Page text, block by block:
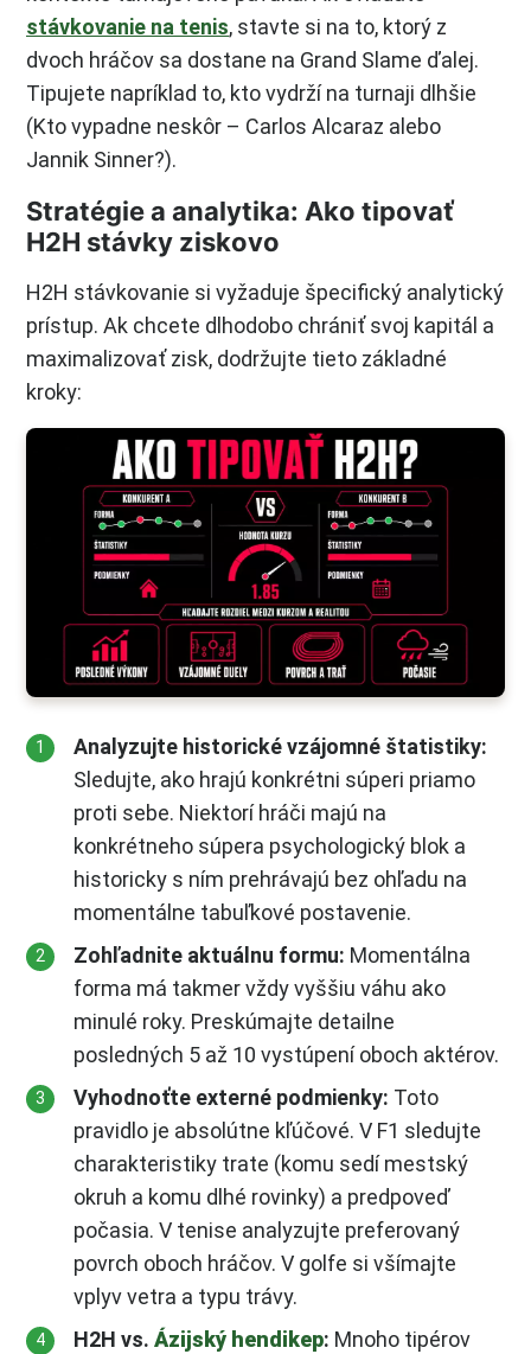
stávkovanie na tenis, stavte si na to, ktorý z
dvoch hráčov sa dostane na Grand Slame ďalej.
Tipujete napríklad to, kto vydrží na turnaji dlhšie
(Kto vypadne neskôr – Carlos Alcaraz alebo
Jannik Sinner?).
Stratégie a analytika: Ako tipovať
H2H stávky ziskovo
H2H stávkovanie si vyžaduje špecifický analytický
prístup. Ak chcete dlhodobo chrániť svoj kapitál a
maximalizovať zisk, dodržujte tieto základné
kroky:
Analyzujte historické vzájomné štatistiky:
Sledujte, ako hrajú konkrétni súperi priamo
proti sebe. Niektorí hráči majú na
konkrétneho súpera psychologický blok a
historicky s ním prehrávajú bez ohľadu na
momentálne tabuľkové postavenie.
Zohľadnite aktuálnu formu: Momentálna
forma má takmer vždy vyššiu váhu ako
minulé roky. Preskúmajte detailne
posledných 5 až 10 vystúpení oboch aktérov.
Vyhodnoťte externé podmienky: Toto
pravidlo je absolútne kľúčové. V F1 sledujte
charakteristiky trate (komu sedí mestský
okruh a komu dlhé rovinky) a predpoveď
počasia. V tenise analyzujte preferovaný
povrch oboch hráčov. V golfe si všímajte
vplyv vetra a typu trávy.
H2H vs. Ázijský hendikep: Mnoho tipérov